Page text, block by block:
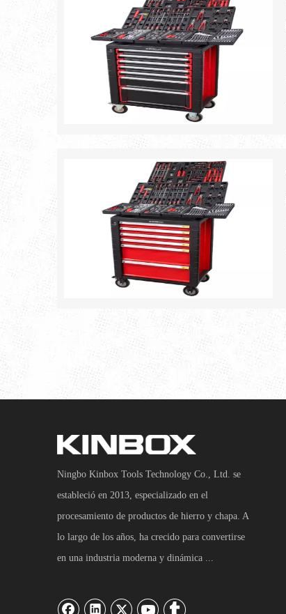
Ningbo Kinbox Tools Technology Co., Ltd. se
estableció en 2013, especializado en el
procesamiento de productos de hierro y chapa. A
lo largo de los años, ha crecido para convertirse
en una industria moderna y dinámica ...